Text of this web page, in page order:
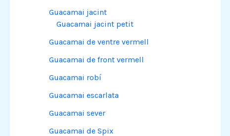
Guacamai jacint
Guacamai jacint petit
Guacamai de ventre vermell
Guacamai de front vermell
Guacamai robí
Guacamai escarlata
Guacamai sever
Guacamai de Spix